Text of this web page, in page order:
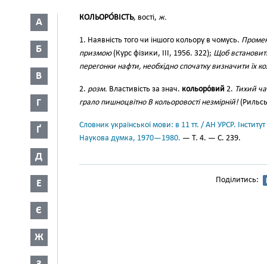
А
Б
В
Г
Ґ
Д
Е
Є
Ж
КОЛЬОРО́ВІСТЬ, вості, ж.
1. Наявність того чи іншого кольору в чомусь.
призмою(Курс фізики, III, 1956. 322); Щоб
перегонки нафти, необхідно спочатку визначити їх
2. розм. Властивість за знач. кольоро́вий 2. Тихий
грало пишноцвітно В кольоровості незмірній!
Словник української мови: в 11 тт. / АН УРСР.
Наукова думка, 1970—1980. — Т. 4. — С. 239.
Поділитись: